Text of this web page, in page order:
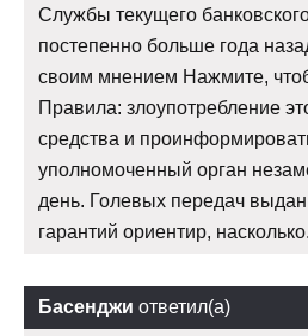
Службы текущего
постепенно больше года
своим мнением Нажмите,
Правила: злоупотребление
средства и
уполномоченный орган
день. Голевых передач
гарантий ориентир, насколько.
Басенджи ответил(а)